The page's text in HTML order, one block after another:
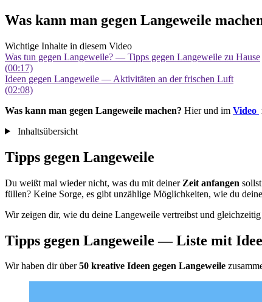
Was kann man gegen Langeweile
Wichtige Inhalte in diesem Video
Was tun gegen Langeweile? — Tipps gegen Langeweile zu Hause
(00:17)
Ideen gegen Langeweile — Aktivitäten an der frischen Luft
(02:08)
Was kann man gegen Langeweile machen? Hier und im Video
Inhaltsübersicht
Tipps gegen Langeweile
Du weißt mal wieder nicht, was du mit deiner Zeit anfangen
füllen? Keine Sorge, es gibt unzählige Möglichkeiten, wie du
Wir zeigen dir, wie du deine Langeweile vertreibst und gleichzeitig
Tipps gegen Langeweile — Liste mit
Wir haben dir über50 kreative Ideen gegen Langeweile